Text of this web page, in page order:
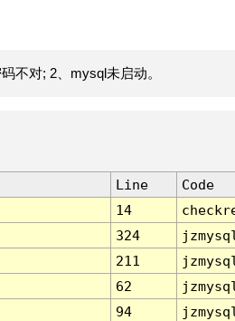
不对; 2、mysql未启动。
Line
Code
14
324
211
62
94